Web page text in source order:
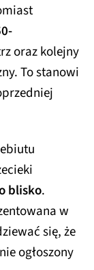
oraz kolejny
To stanowi
blisko.
w
się, że
ogłoszony